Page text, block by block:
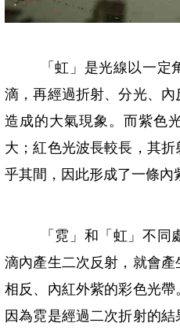
「虹」是光線以一
滴，再經過折射、分光、
造成的大氣現象。而紫色
大；紅色光波長較長，其
乎其間，因此形成了一條內
「霓」和「虹」不
滴內產生二次反射，就會
相反、內紅外紫的彩色光
因為霓是經過二次折射的